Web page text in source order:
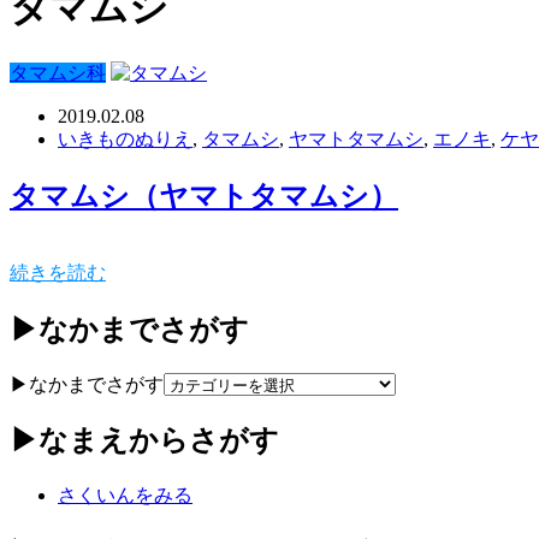
タマムシ科
2019.02.08
いきものぬりえ , タマムシ, ヤマトタマムシ, エノキ, ケ
タマムシ（ヤマトタマムシ）
続きを読む
▶なかまでさがす
▶なかまでさがす
▶なまえからさがす
さくいんをみる